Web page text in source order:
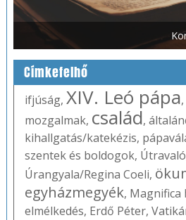
Címkefelhő
ifjúság, XIV. Leó pápa,
mozgalmak, család,
kihallgatás/katekézis,
szentek és boldogok, Útravaló
Úrangyala/Regina Coeli,
egyházmegyék, Magnifica
elmélkedés, Erdő Péter,